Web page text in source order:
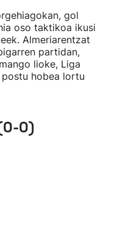
gol
oso taktikoa ikusi
Almeriarentzat
partidan,
lioke, Liga
hobea lortu
0)